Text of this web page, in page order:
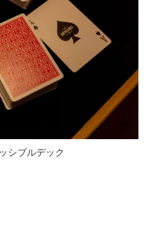
シブルデック